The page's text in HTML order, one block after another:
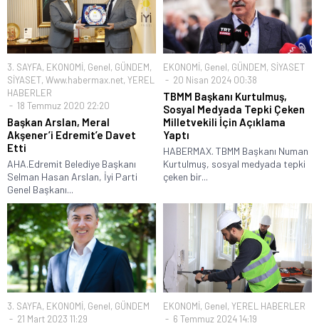
3. SAYFA, EKONOMİ, Genel, GÜNDEM,
SİYASET, Www.habermax.net, YEREL
HABERLER
18 Temmuz 2020 22:20
Başkan Arslan, Meral
Akşener’i Edremit’e Davet
Etti
AHA.Edremit Belediye Başkanı
Selman Hasan Arslan, İyi Parti
Genel Başkanı...
EKONOMİ, Genel, GÜNDEM, SİYASET
20 Nisan 2024 00:38
TBMM Başkanı Kurtulmuş,
Sosyal Medyada Tepki Çeken
Milletvekili İçin Açıklama
Yaptı
HABERMAX. TBMM Başkanı Numan
Kurtulmuş, sosyal medyada tepki
çeken bir...
3. SAYFA, EKONOMİ, Genel, GÜNDEM
21 Mart 2023 11:29
EKONOMİ, Genel, YEREL HABERLER
6 Temmuz 2024 14:19